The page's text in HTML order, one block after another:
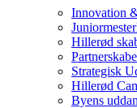
Innovation
Hillerød
Strategisk
Hillerød
Byens